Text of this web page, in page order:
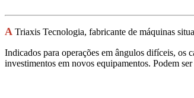
A Triaxis Tecnologia, fabricante de máquinas
Indicados para operações em ângulos difíceis, os
investimentos em novos equipamentos. Podem